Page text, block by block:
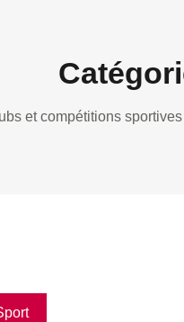
et compétitions